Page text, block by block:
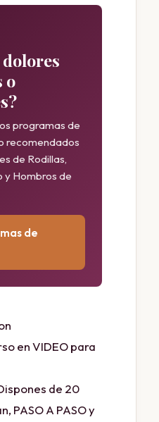
dolores
o
programas de
recomendados
de Rodillas,
y Hombros de
de
en VIDEO para
de 20
PASO A PASO y